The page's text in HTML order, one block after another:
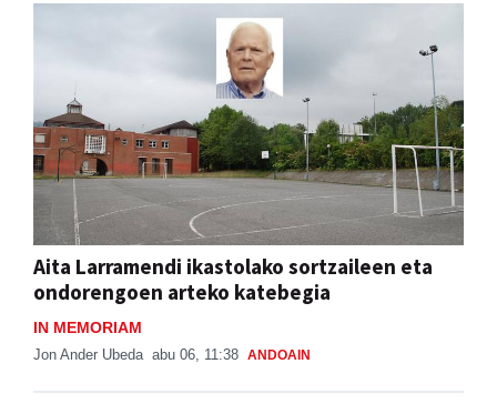
Aita Larramendi ikastolako sortzaileen eta
ondorengoen arteko katebegia
IN MEMORIAM
Jon Ander Ubeda abu 06, 11:38 ANDOAIN